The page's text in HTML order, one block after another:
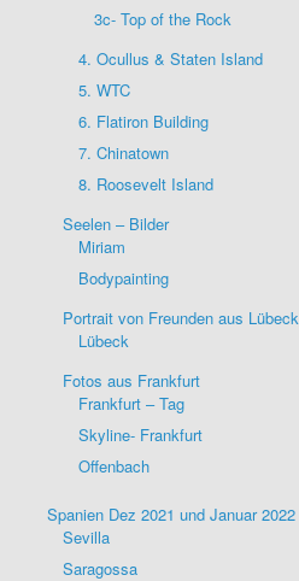
3c- Top of the Rock
4. Ocullus & Staten Island
5. WTC
6. Flatiron Building
7. Chinatown
8. Roosevelt Island
Seelen – Bilder
Miriam
Bodypainting
Portrait von Freunden aus Lübeck
Lübeck
Fotos aus Frankfurt
Frankfurt – Tag
Skyline- Frankfurt
Offenbach
Spanien Dez 2021 und Januar 2022
Sevilla
Saragossa